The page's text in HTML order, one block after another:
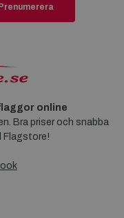
online
Bra priser och snabba
Flagstore!